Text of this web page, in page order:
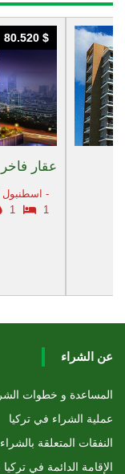
عقار
اسطنبول أوروبا -
1
1
80.520 $
80.520 $
عن الشراء
المساعدة و خطوات
عملية الشراء في تركيا
النفقات المتعلقة
الإقامة الدائمة في